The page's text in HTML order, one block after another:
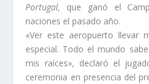
Portugal, que ganó el
naciones el pasado año.
«Ver este aeropuerto llevar
especial. Todo el mundo
mis raíces», declaró el
ceremonia en presencia del